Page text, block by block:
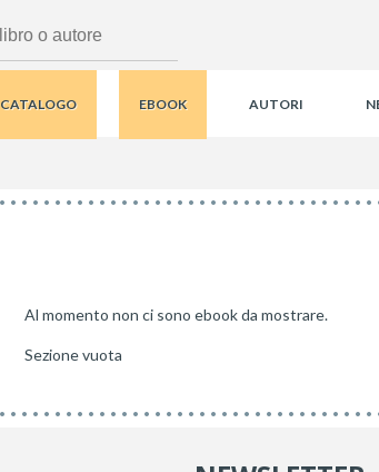
CATALOGO EBOOK AUTORI
Al momento non ci sono ebook da mostrare.
Sezione vuota